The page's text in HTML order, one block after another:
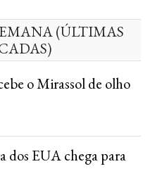
(ÚLTIMAS
o Mirassol de olho
dos EUA chega para